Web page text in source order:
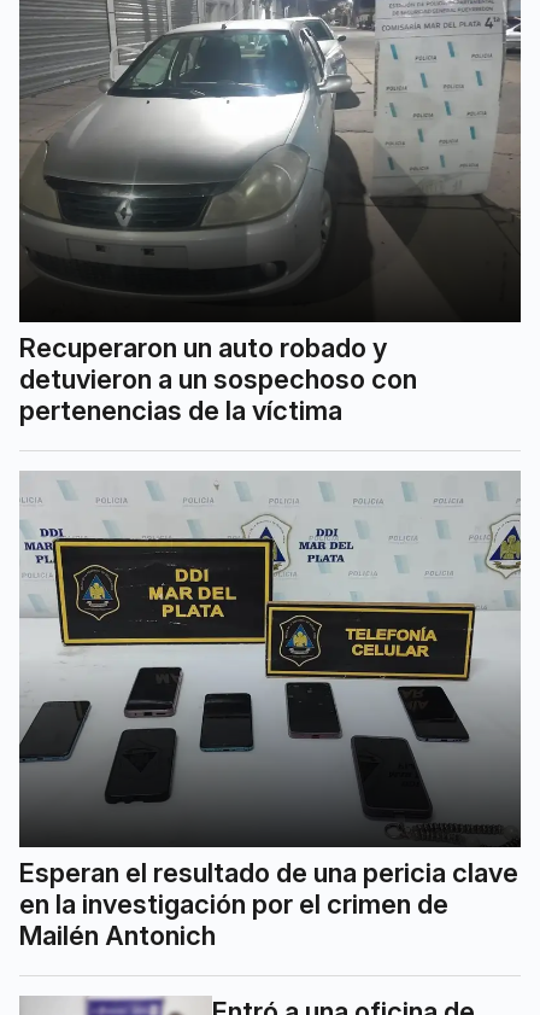
Recuperaron un auto robado y
detuvieron a un sospechoso con
pertenencias de la víctima
Esperan el resultado de una pericia clave
en la investigación por el crimen de
Mailén Antonich